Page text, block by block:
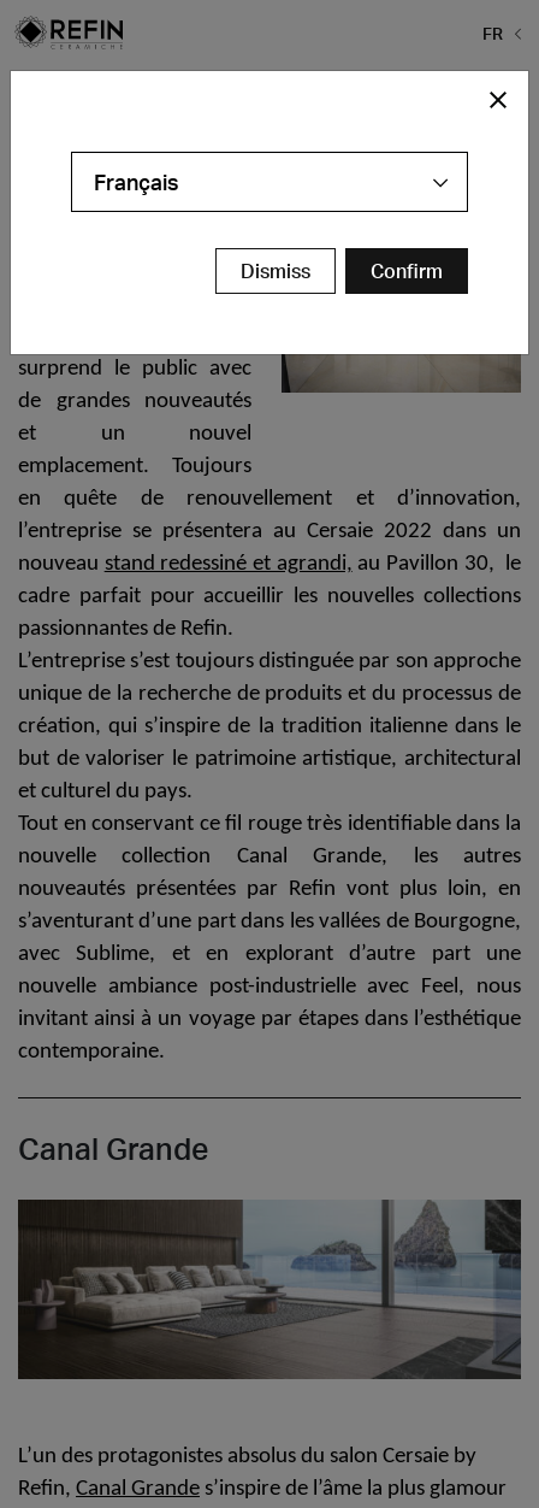
FR
2022
international de la
surprend le public avec
de grandes nouveautés
et un nouvel
emplacement. Toujours
en quête de renouvellement et d’innovation,
l’entreprise se présentera au Cersaie 2022 dans un
nouveau stand redessiné et agrandi, au Pavillon 30, le
cadre parfait pour accueillir les nouvelles collections
passionnantes de Refin.
L’entreprise s’est toujours distinguée par son approche
unique de la recherche de produits et du processus de
création, qui s’inspire de la tradition italienne dans le
but de valoriser le patrimoine artistique, architectural
et culturel du pays.
Tout en conservant ce fil rouge très identifiable dans la
nouvelle collection Canal Grande, les autres
nouveautés présentées par Refin vont plus loin, en
s’aventurant d’une part dans les vallées de Bourgogne,
avecSublime, et en explorant d’autre part une
nouvelle ambiance post-industrielle avec Feel, nous
invitant ainsi à un voyage par étapes dans l’esthétique
contemporaine.
Canal Grande
L’un des protagonistes absolus du salon Cersaie by
Refin, Canal Grande s’inspire de l’âme la plus glamour
Français
Dismiss Confirm